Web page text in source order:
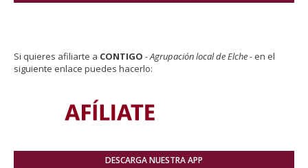
Si quieres afiliarte a CONTIGO - Agrupación local de Elche - en el
siguiente enlace puedes hacerlo:
DESCARGA NUESTRA APP